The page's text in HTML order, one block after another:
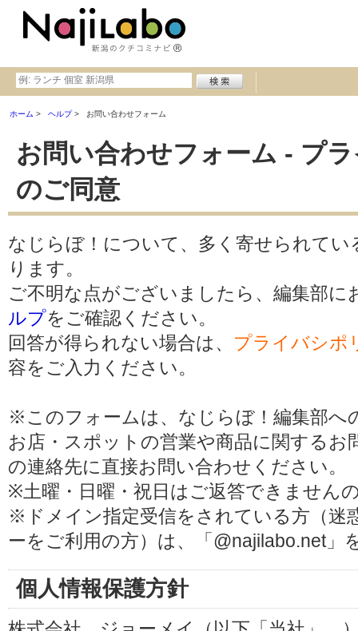
ホーム ヘルプ お問い合わせフォーム
お問い合わせフォーム - プ
のご同意
なじらぼ！について、多く寄せられてい
ります。
ご不明な点がございましたら、編集部
ルプをご確認ください。
回答が得られない場合は、 プライバシポ
容をご入力ください。
※このフォームは、なじらぼ！編集部へ
お店・スポットの営業や商品に関する
の連絡先に直接お問い合わせください。
※土曜・日曜・祝日はご返答できません
※ドメイン指定受信をされている方（迷
ーをご利用の方）は、「@najilabo.net」
個人情報保護方針